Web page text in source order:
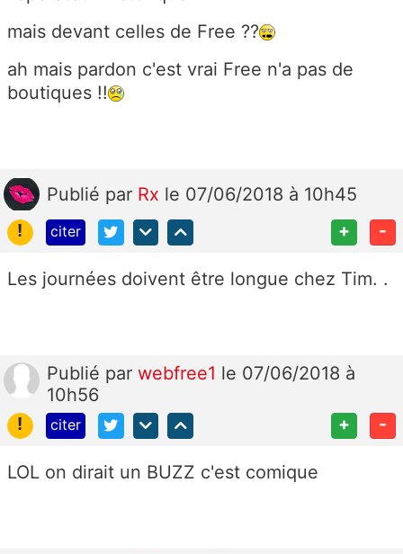
mais devant celles de Free ??
ah mais pardon c'est vrai Free n'a pas de
boutiques !!
Publié par Rx le 07/06/2018 à 10h45
!
citer + -
Les journées doivent être longue chez Tim. .
Publié par webfree1 le 07/06/2018 à
10h56
!
citer + -
LOL on dirait un BUZZ c'est comique